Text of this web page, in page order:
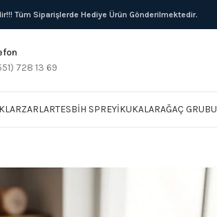
Tüm Siparişlerde Hediye Ürün Gönderilmektedir.
728 13 69
ZARLARTESBIH SPREYIKUKALARAĞAÇ GRUBU